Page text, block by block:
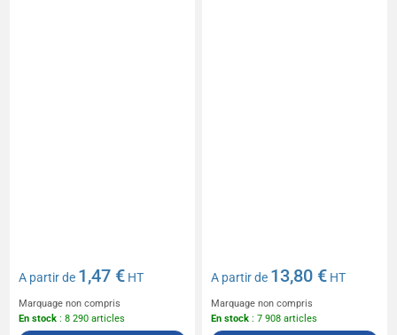
A partir de 1,47 € HT
Marquage non compris
En stock : 8 290 articles
A partir de 13,80 € HT
Marquage non compris
En stock : 7 908 articles